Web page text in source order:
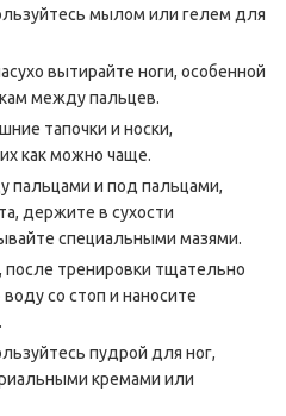
мылом или гелем для
вытирайте ноги, особенной
между пальцев.
тапочки и носки,
как можно чаще.
и под пальцами,
держите в сухости
специальными мазями.
после тренировки тщательно
со стоп и наносите
пудрой для ног,
кремами или